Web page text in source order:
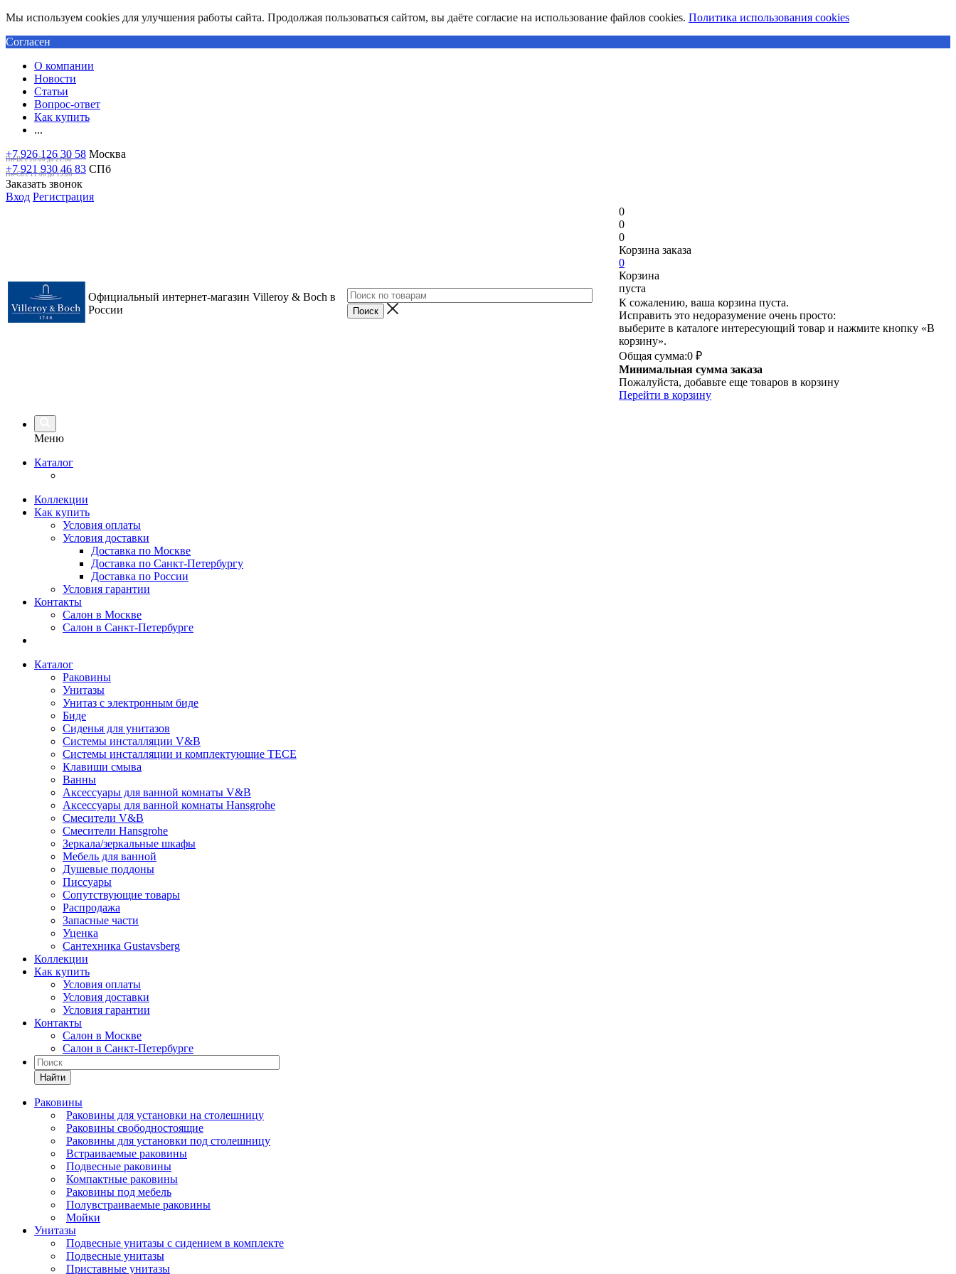
Мы используем cookies для улучшения работы сайта. Продолжая пользоваться сайтом, вы даёте согласие на использование файлов cookies. Политика использования cookies
Согласен
О компании
Новости
Статьи
Вопрос-ответ
Как купить
...
+7 926 126 30 58 Москва
Пн-Вс с 10:00 до 21:00
+7 921 930 46 83 СПб
Пн-Сб c 11:00 до 19:00
Заказать звонок
Вход Регистрация
Официальный интернет-магазин Villeroy & Boch в
России
0
0
0
Корзина заказа
0
Корзина
пуста
К сожалению, ваша корзина пуста.
Исправить это недоразумение очень просто:
выберите в каталоге интересующий товар и нажмите кнопку «В
корзину».
Общая сумма:0 ₽
Минимальная сумма заказа
Пожалуйста, добавьте еще товаров в корзину
Перейти в корзину
Меню
Каталог
Коллекции
Как купить
Условия оплаты
Условия доставки
Доставка по Москве
Доставка по Санкт-Петербургу
Доставка по России
Условия гарантии
Контакты
Салон в Москве
Салон в Санкт-Петербурге
Каталог
Раковины
Унитазы
Унитаз с электронным биде
Биде
Сиденья для унитазов
Системы инсталляции V&B
Системы инсталляции и комплектующие TECE
Клавиши смыва
Ванны
Аксессуары для ванной комнаты V&B
Аксессуары для ванной комнаты Hansgrohe
Смесители V&B
Смесители Hansgrohe
Зеркала/зеркальные шкафы
Мебель для ванной
Душевые поддоны
Писсуары
Сопутствующие товары
Распродажа
Запасные части
Уценка
Сантехника Gustavsberg
Коллекции
Как купить
Условия оплаты
Условия доставки
Условия гарантии
Контакты
Салон в Москве
Салон в Санкт-Петербурге
Найти
Раковины
Раковины для установки на столешницу
Раковины свободностоящие
Раковины для установки под столешницу
Встраиваемые раковины
Подвесные раковины
Компактные раковины
Раковины под мебель
Полувстраиваемые раковины
Мойки
Унитазы
Подвесные унитазы с сидением в комплекте
Подвесные унитазы
Приставные унитазы